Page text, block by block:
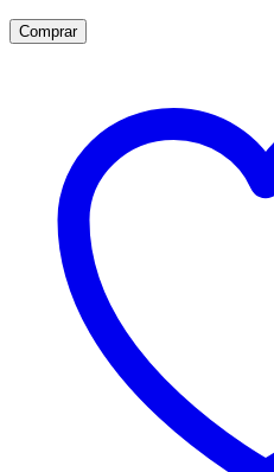
Comprar